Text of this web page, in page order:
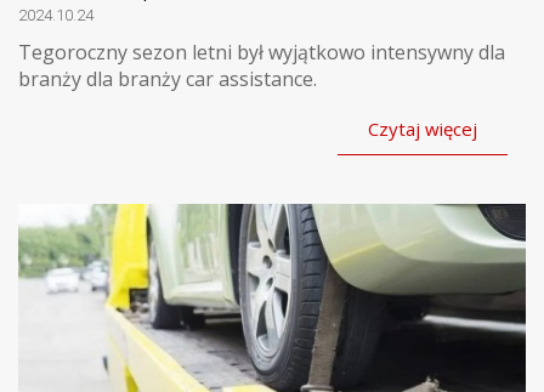
2024.10.24
Tegoroczny sezon letni był wyjątkowo intensywny dla
branży dla branży car assistance.
Czytaj więcej